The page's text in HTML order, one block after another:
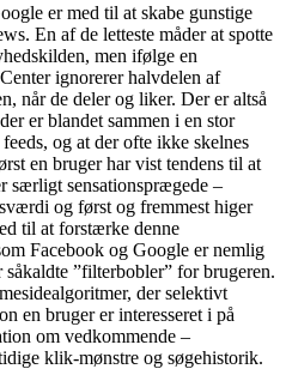
er med til at skabe gunstige
En af de letteste måder at spotte
men ifølge en
ignorerer halvdelen af
når de deler og liker. Der er altså
er blandet sammen i en stor
og at der ofte ikke skelnes
en bruger har vist tendens til at
særligt sensationsprægede –
og først og fremmest higer
til at forstærke denne
Facebook og Google er nemlig
såkaldte ”filterbobler” for brugeren.
der selektivt
en bruger er interesseret i på
om vedkommende –
klik-mønstre og søgehistorik.